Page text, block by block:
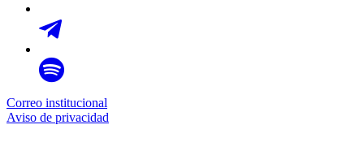
Correo institucional
Aviso de privacidad